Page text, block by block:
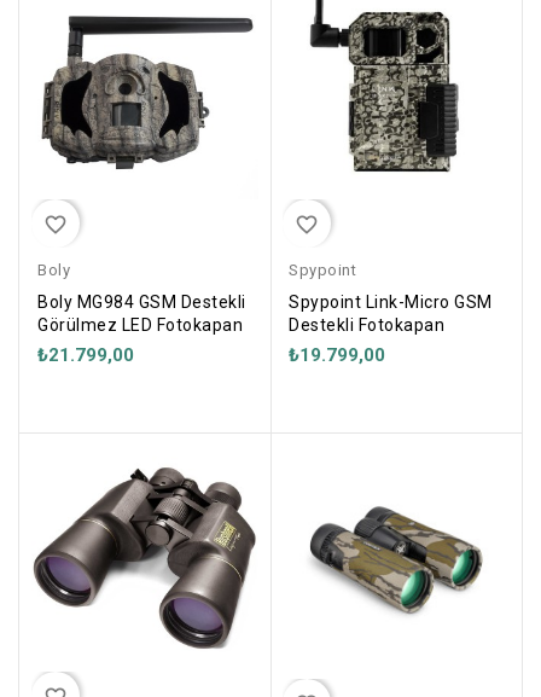
favorite_border
Boly
Boly MG984 GSM Destekli
Görülmez LED Fotokapan
₺21.799,00
favorite_border
Spypoint
Spypoint Link-Micro GSM
Destekli Fotokapan
₺19.799,00